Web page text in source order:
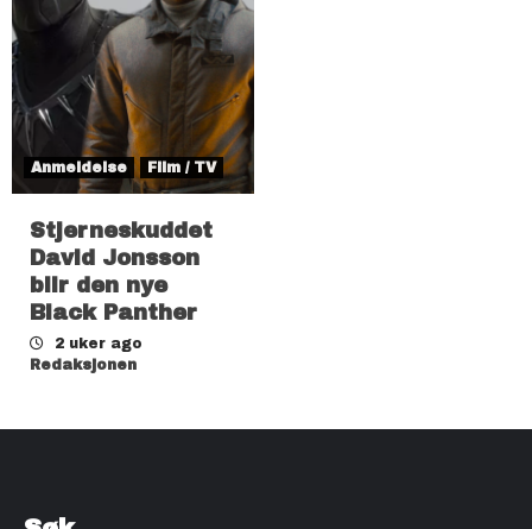
Anmeldelse Film / TV
Stjerneskuddet
David Jonsson
blir den nye
Black Panther
2 uker ago
Redaksjonen